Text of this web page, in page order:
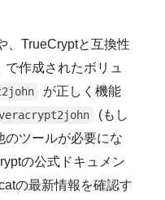
、TrueCryptと互換性
作成されたボリュ
が正しく機能
(もし
のツールが必要にな
の公式ドキュメン
の最新情報を確認す